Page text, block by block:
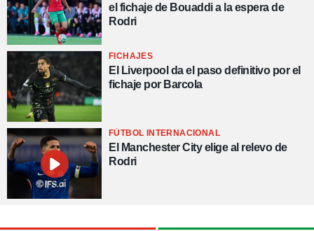
el fichaje de Bouaddi a la espera de
Rodri
FICHAJES
El Liverpool da el paso definitivo por el
fichaje por Barcola
FÚTBOL INTERNACIONAL
El Manchester City elige al relevo de
Rodri